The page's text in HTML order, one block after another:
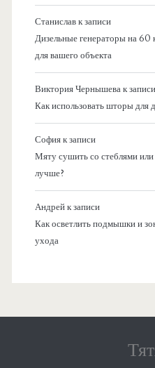
Станиславк записи
Дизельные генераторы на
для вашего объекта
Виктория Чернышевак записи
Как использовать шторы для
Софияк записи
Мяту сушить со стеблями или
лучше?
Андрейк записи
Как осветлить подмышки и
ухода